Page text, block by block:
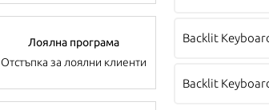
Лоялна програма
Отстъпка за лоялни клиенти
Backlit
Backlit